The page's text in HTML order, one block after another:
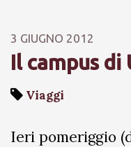
3 GIUGNO 2012
Il campus di
Viaggi
Ieri pomeriggio